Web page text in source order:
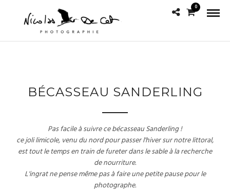
0
BÉCASSEAU SANDERLING
Pas facile à suivre ce bécasseau Sanderling !
ce joli limicole, venu du nord pour passer l'hiver sur notre littoral,
est tout le temps en train de fureter dans le sable à la recherche
de nourriture.
L'ingrat ne pense même pas à faire une petite pause pour le
photographe.